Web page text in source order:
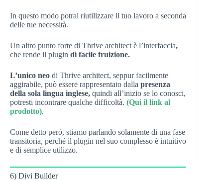
In questo modo potrai riutilizzare il tuo lavoro a seconda
delle tue necessità.
Un altro punto forte di Thrive architect è l’interfaccia,
che rende il plugin di facile fruizione.
L’unico neo di Thrive architect, seppur facilmente
aggirabile, può essere rappresentato dalla presenza
della sola lingua inglese, quindi all’inizio se lo conosci,
potresti incontrare qualche difficoltà. (Qui il link al
prodotto).
Come detto però, stiamo parlando solamente di una fase
transitoria, perché il plugin nel suo complesso è intuitivo
e di semplice utilizzo.
6) Divi Builder